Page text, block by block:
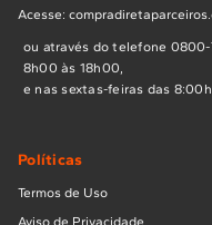
Acesse:
ou através do telefone
8h00 às 18h00,
e nas sextas-feiras das
Políticas
Termos de Uso